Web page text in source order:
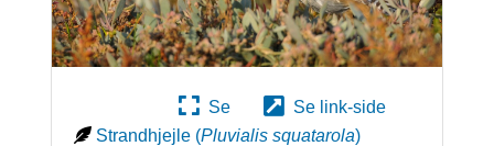
Se
Se link-side
Strandhjejle (Pluvialis squatarola)